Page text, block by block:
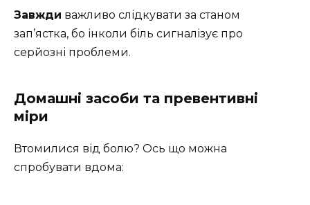
Завжди важливо слідкувати за станом
зап’ястка, бо інколи біль сигналізує про
серйозні проблеми.
Домашні засоби та превентивні
міри
Втомилися від болю? Ось що можна
спробувати вдома: